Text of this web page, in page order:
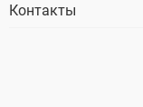
Контакты